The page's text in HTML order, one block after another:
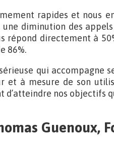
rapides et nous
une diminution des
répond directement à
86%.
qui accompagne
et à mesure de son
d’atteindre nos objectifs
Guenoux,